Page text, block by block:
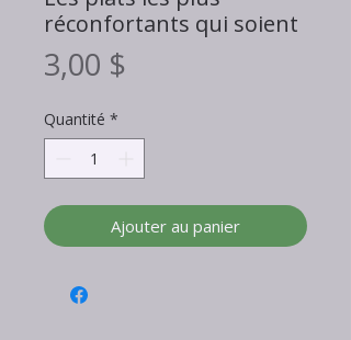
réconfortants qui soient
3,00 $
Quantité *
Ajouter au panier